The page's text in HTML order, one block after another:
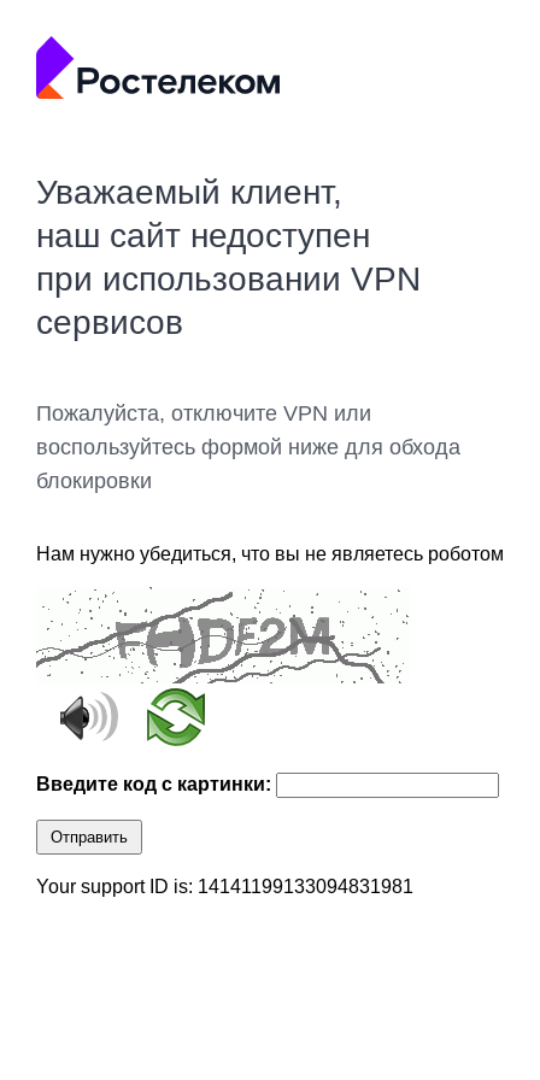
Уважаемый клиент,
наш сайт недоступен
при использовании VPN
сервисов
Пожалуйста, отключите VPN или
воспользуйтесь формой ниже для обхода
блокировки
Нам нужно убедиться, что вы не являетесь роботом
Введите код с картинки:
Отправить
Your support ID is: 14141199133094831981